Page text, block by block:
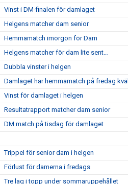
Vinst i DM-finalen för damlaget
Helgens matcher dam senior
Hemmamatch imorgon för Dam
Helgens matcher för dam lite sent…
Dubbla vinster i helgen
Damlaget har hemmamatch på fredag kväll
Vinst för damlaget i helgen
Resultatrapport matcher dam senior
DM match på tisdag för damlaget
Trippel för senior dam i helgen
Förlust för damerna i fredags
Tre lag i topp under sommaruppehållet